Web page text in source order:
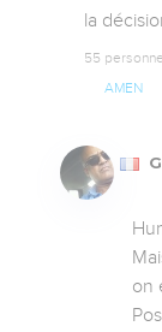
la
55
AMEN
on